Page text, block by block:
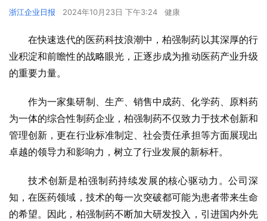
浙江企业日报 2024年10月23日 下午3:24 健康
在快速迭代的医药科技浪潮中，柏强制药以其深厚的行
业积淀和前瞻性的战略眼光，正逐步成为推动医药产业升级
的重要力量。
作为一家集研制、生产、销售中成药、化学药、原料药
为一体的综合性制药企业，柏强制药不仅致力于技术创新和
管理创新，更在行业标准制定、社会责任承担等方面展现出
卓越的领导力和影响力，树立了行业发展的新标杆。
技术创新是柏强制药持续发展的核心驱动力。公司深
知，在医药领域，技术的每一次突破都可能为患者带来生命
的希望。因此，柏强制药不断加大研发投入，引进国内外先